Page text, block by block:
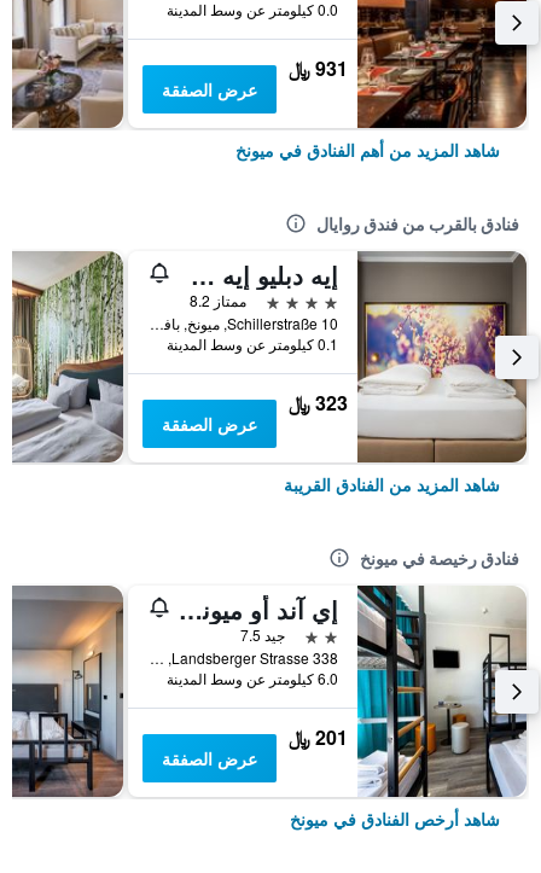
0.0 كيلومتر عن وسط المدينة
931 ﷼
عرض الصفقة
شاهد المزيد من أهم الفنادق في ميونخ
فنادق بالقرب من فندق روايال
إيه دبليو إيه هوتل
4 نجوم
ممتاز 8.2
Schillerstraße 10, ميونخ, بافاريا, ألمانيا
0.1 كيلومتر عن وسط المدينة
323 ﷼
عرض الصفقة
شاهد المزيد من الفنادق القريبة
فنادق رخيصة في ميونخ
إي آند أو ميونيخ لايم
2 نجمتين
جيد 7.5
Landsberger Strasse 338, ميونخ, بافاريا, ألمانيا
6.0 كيلومتر عن وسط المدينة
201 ﷼
عرض الصفقة
شاهد أرخص الفنادق في ميونخ